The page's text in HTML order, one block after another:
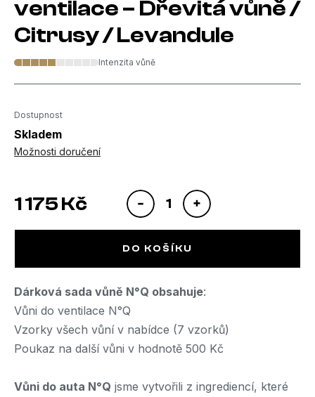
ventilace – Dřevitá vůně /
Citrusy / Levandule
Dárková sada vůně N°Q obsahuje:
Vůni do ventilace N°Q
Vzorky všech vůní v nabídce (7 vzorků)
Poukaz na další vůni v hodnotě 500 Kč
Vůni do auta N°Q jsme vytvořili z ingrediencí, které
Dostupnost
Skladem
Možnosti doručení
1 175 Kč
Měrná cena:
DO KOŠÍKU